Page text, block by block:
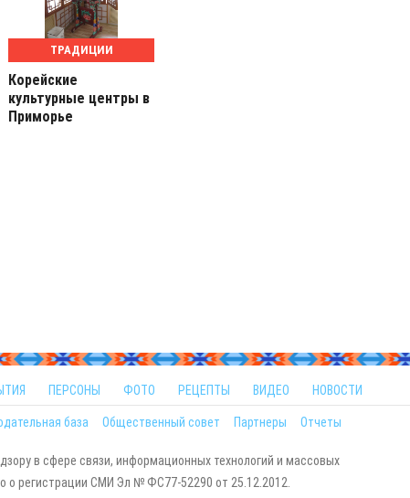
ТРАДИЦИИ
Корейские
культурные центры в
Приморье
ПЕРСОНЫ ФОТО РЕЦЕПТЫ ВИДЕО НОВОСТИ
база Общественный совет Партнеры Отчеты
в сфере связи, информационных технологий и массовых
о регистрации СМИ Эл № ФС77-52290 от 25.12.2012.